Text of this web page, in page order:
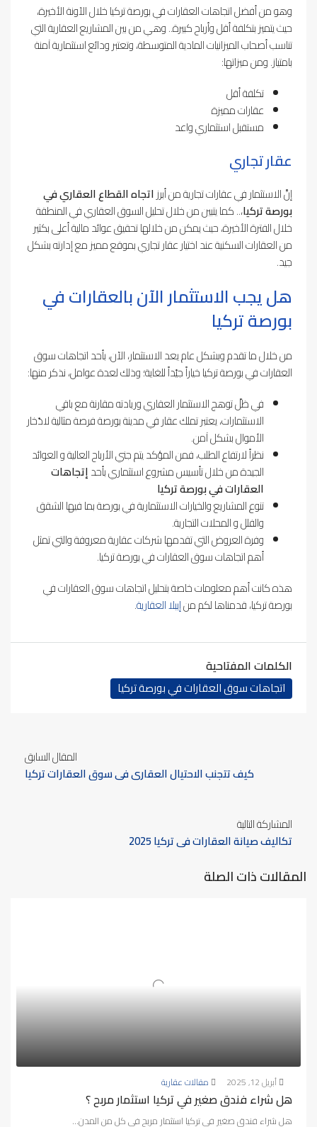
وهو من أفضل اتجاهات العقارات في بورصة تركيا خلال الآونة الأخيرة،
حيث يتميز بتكلفة أقل وأرباح كبيرة.. وهي من بين المشاريع العقارية التي
تناسب أصحاب الميزانيات المادية المتوسطة، وتعتبر ودائع استثمارية آمنة
بامتياز. ومن ميزاتها:
تكلفة أقل
عقارات مميزة
مستقبل استثماري واعد
عقار تجاري
إنَّ الاستثمار في عقارات تجارية من أبرزاتجاه القطاع العقاري في
بورصة تركيا،.. كما يتبين من خلال تحليل السوق العقاري في المنطقة
خلال الفترة الأخيرة، حيث يمكن من خلالها تحقيق عوائد مالية أعلى بكثير
من العقارات السكنية عند اختيار عقار تجاري بموقع مميز مع إدارته بشكل
جيد.
هل يجب الاستثمار الآن بالعقارات في
بورصة تركيا
من خلال ما تقدم وبشكل عام يعد الاستثمار، الآن، بأحد اتجاهات سوق
العقارات في بورصة تركيا خياراً جيّداً للغاية؛ وذلك لعدة عوامل، نذكر منها:
في ظلّ توهج الاستثمار العقاري وريادته مقارنة مع باقي
الاستثمارات، يعتبر تملك عقار في مدينة بورصة فرصة مثالية لادّخار
الأموال بشكل آمن.
نظراً لارتفاع الطلب، فمن المؤكد يتم جني الأرباح العالية و العوائد
الجيدة من خلال تأسيس مشروع استثماري بأحدإتجاهات
العقارات في بورصة تركيا
تنوع المشاريع والخيارات الاستثمارية في بورصة بما فيها الشقق
والفلل و المحلات التجارية.
وفرة العروض التي تقدمها شركات عقارية معروفة والتي تمثل
أهم اتجاهات سوق العقارات في بورصة تركيا.
هذه كانت أهم معلومات خاصة بتحليل اتجاهات سوق العقارات في
بورصة تركيا، قدمناها لكم منإيبلا العقارية.
الكلمات المفتاحية
اتجاهات سوق العقارات في بورصة تركيا
المقال السابق
كيف تتجنب الاحتيال العقاري في سوق العقارات تركيا
المشاركة التالية
تكاليف صيانة العقارات في تركيا 2025
المقالات ذات الصلة
أبريل 12, 2025 مقالات عقارية
هل شراء فندق صغير في تركيا استثمار مربح ؟
هل شراء فندق صغير في تركيا استثمار مربح في كل من المدن...